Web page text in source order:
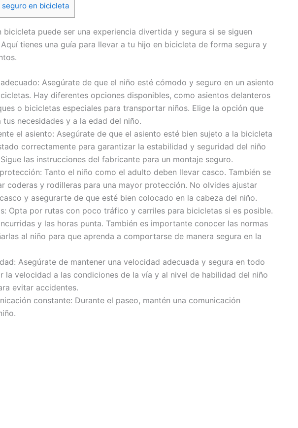
en bicicleta
bicicleta puede ser una experiencia divertida y segura si se siguen
tienes una guía para llevar a tu hijo en bicicleta de forma segura y
Asegúrate de que el niño esté cómodo y seguro en un asiento
Hay diferentes opciones disponibles, como asientos delanteros
o bicicletas especiales para transportar niños. Elige la opción que
tus necesidades y a la edad del niño.
el asiento: Asegúrate de que el asiento esté bien sujeto a la bicicleta
correctamente para garantizar la estabilidad y seguridad del niño
las instrucciones del fabricante para un montaje seguro.
Tanto el niño como el adulto deben llevar casco. También se
coderas y rodilleras para una mayor protección. No olvides ajustar
y asegurarte de que esté bien colocado en la cabeza del niño.
Opta por rutas con poco tráfico y carriles para bicicletas si es posible.
y las horas punta. También es importante conocer las normas
al niño para que aprenda a comportarse de manera segura en la
Asegúrate de mantener una velocidad adecuada y segura en todo
la velocidad a las condiciones de la vía y al nivel de habilidad del niño
evitar accidentes.
constante: Durante el paseo, mantén una comunicación